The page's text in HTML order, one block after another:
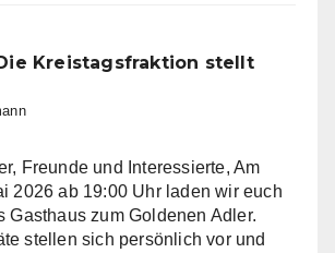
Kreistagsfraktion stellt
Freunde und Interessierte, Am
2026 ab 19:00 Uhr laden wir euch
Gasthaus zum Goldenen Adler.
stellen sich persönlich vor und